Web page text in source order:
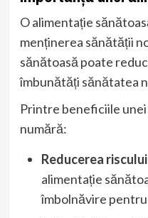
O alimentație
menținerea sănătății
sănătoasă poate
îmbunătăți sănătatea
Printre beneficiile
numără:
Reducerea
alimentație
îmbolnăvire